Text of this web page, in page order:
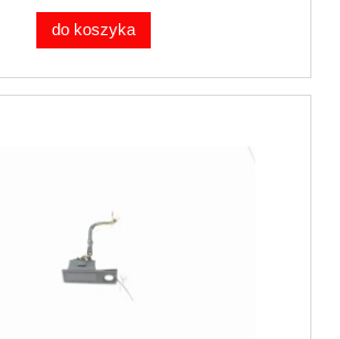
do koszyka